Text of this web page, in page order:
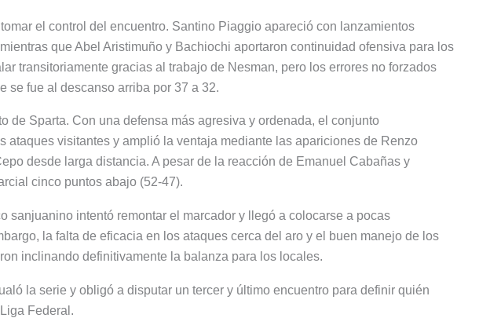
el control del encuentro. Santino Piaggio apareció con lanzamientos
que Abel Aristimuño y Bachiochi aportaron continuidad ofensiva para los
transitoriamente gracias al trabajo de Nesman, pero los errores no forzados
se fue al descanso arriba por 37 a 32.
de Sparta. Con una defensa más agresiva y ordenada, el conjunto
ataques visitantes y amplió la ventaja mediante las apariciones de Renzo
desde larga distancia. A pesar de la reacción de Emanuel Cabañas y
cinco puntos abajo (52-47).
sanjuanino intentó remontar el marcador y llegó a colocarse a pocas
la falta de eficacia en los ataques cerca del aro y el buen manejo de los
inclinando definitivamente la balanza para los locales.
la serie y obligó a disputar un tercer y último encuentro para definir quién
Federal.